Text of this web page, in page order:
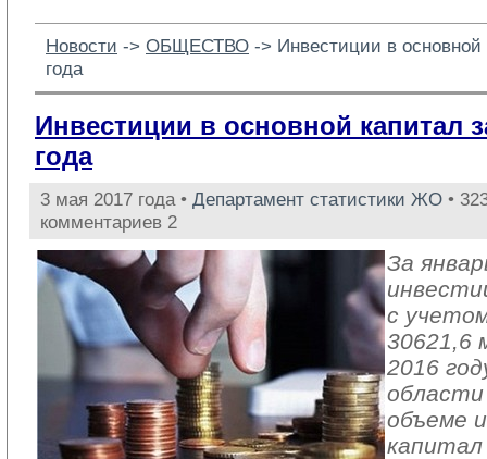
Новости -> ОБЩЕСТВО -> Инвестиции в основной
года
Инвестиции в основной капитал
года
3 мая 2017 года • Департамент статистики ЖО •
комментариев 2
За
с
30621,6
2016
области
объеме